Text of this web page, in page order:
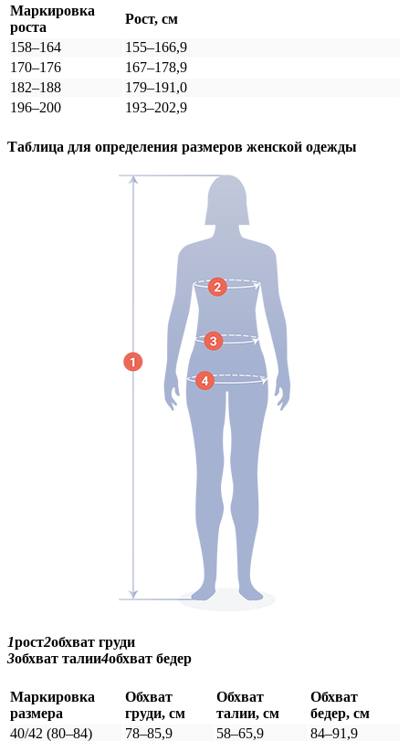
Маркировка
роста
Рост, см
158–164
155–166,9
170–176
167–178,9
182–188
179–191,0
196–200
193–202,9
Таблица для определения размеров женской одежды
1рост2обхват груди
3обхват талии4обхват бедер
Маркировка
размера
Обхват
груди, см
Обхват
талии, см
Обхват
бедер, см
40/42 (80–84)
78–85,9 58–65,9 84–91,9